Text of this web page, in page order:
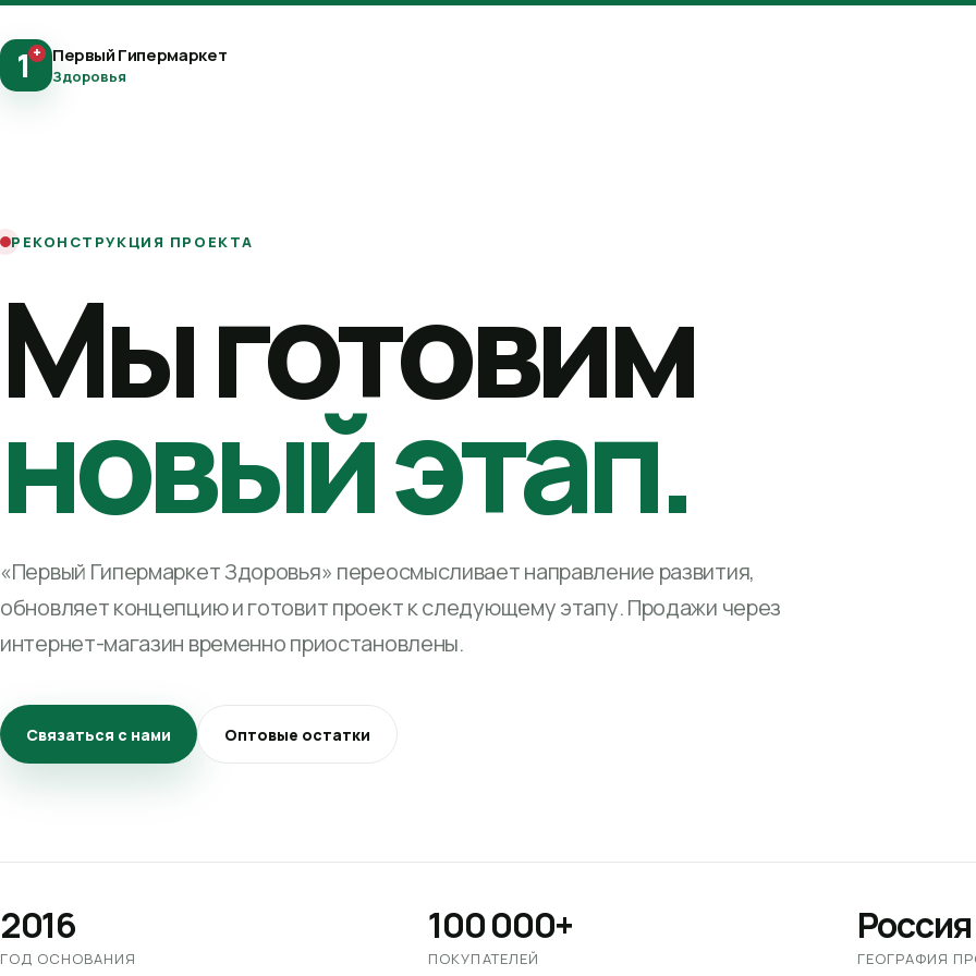
1+ Первый Гипермаркет
Здоровья
РЕКОНСТРУКЦИЯ ПРОЕКТА
Мы готовим
новый этап.
«Первый Гипермаркет Здоровья» переосмысливает направление развития,
обновляет концепцию и готовит проект к следующему этапу. Продажи через
интернет-магазин временно приостановлены.
Связаться с нами Оптовые остатки
2016
ГОД ОСНОВАНИЯ
100 000+
ПОКУПАТЕЛЕЙ
Россия
ГЕОГРАФИЯ